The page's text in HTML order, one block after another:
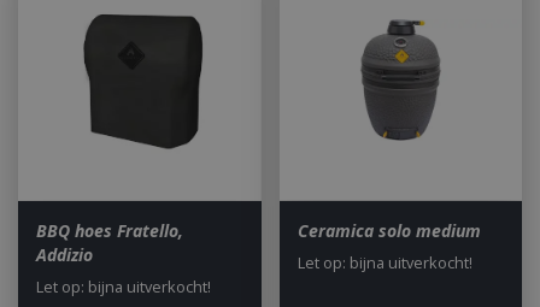
BBQ hoes Fratello,
Addizio
Let op: bijna uitverkocht!
Ceramica solo medium
Let op: bijna uitverkocht!
Google LLC
.bbqkopen.nl